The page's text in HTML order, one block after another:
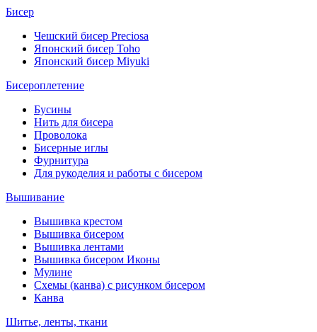
Бисер
Чешский бисер Preciosa
Японский бисер Toho
Японский бисер Miyuki
Бисероплетение
Бусины
Нить для бисера
Проволока
Бисерные иглы
Фурнитура
Для рукоделия и работы с бисером
Вышивание
Вышивка крестом
Вышивка бисером
Вышивка лентами
Вышивка бисером Иконы
Мулине
Схемы (канва) с рисунком бисером
Канва
Шитье, ленты, ткани